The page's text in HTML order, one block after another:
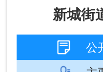
主要领
政务公开